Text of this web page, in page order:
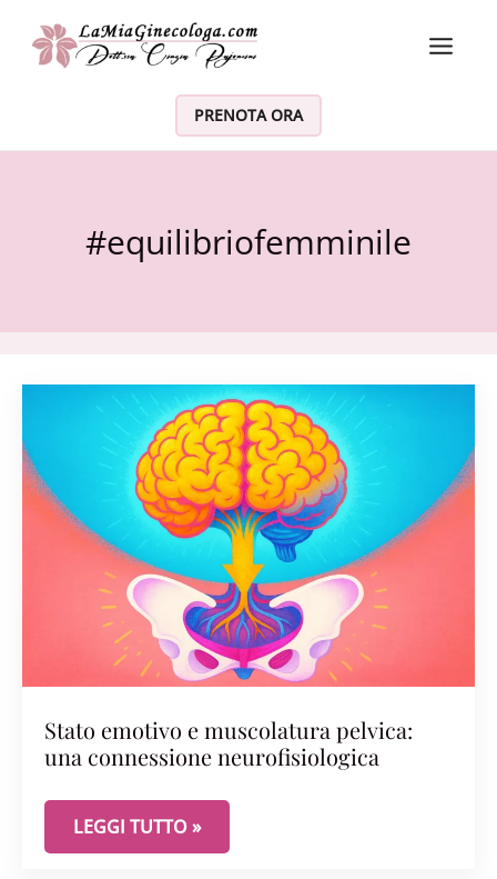
Vai al contenuto
PRENOTA ORA
#equilibriofemminile
Stato emotivo e muscolatura pelvica:
una connessione neurofisiologica
STATO EMOTIVO E MUSCOLATURA PELVICA:
LEGGI TUTTO »